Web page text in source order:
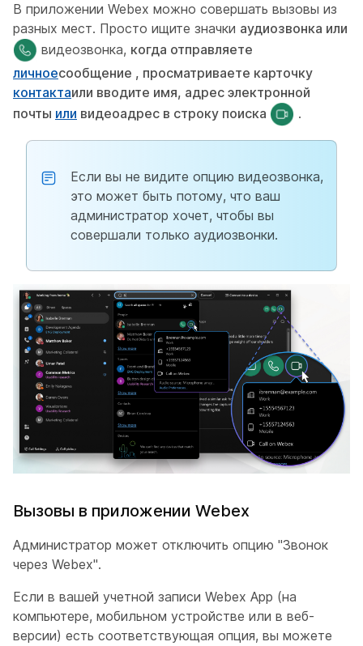
В приложении Webex можно совершать вызовы из
разных мест. Просто ищите значки аудиозвонка или
видеозвонка, когда отправляете
личноесообщение , просматриваете карточку
контактаили вводите имя, адрес электронной
почты или видеоадрес в строку поиска .
Если вы не видите опцию видеозвонка,
это может быть потому, что ваш
администратор хочет, чтобы вы
совершали только аудиозвонки.
Вызовы в приложении Webex
Администратор может отключить опцию "Звонок
через Webex".
Если в вашей учетной записи Webex App (на
компьютере, мобильном устройстве или в веб-
версии) есть соответствующая опция, вы можете